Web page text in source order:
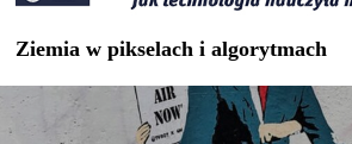
Ziemia w pikselach i algorytmach